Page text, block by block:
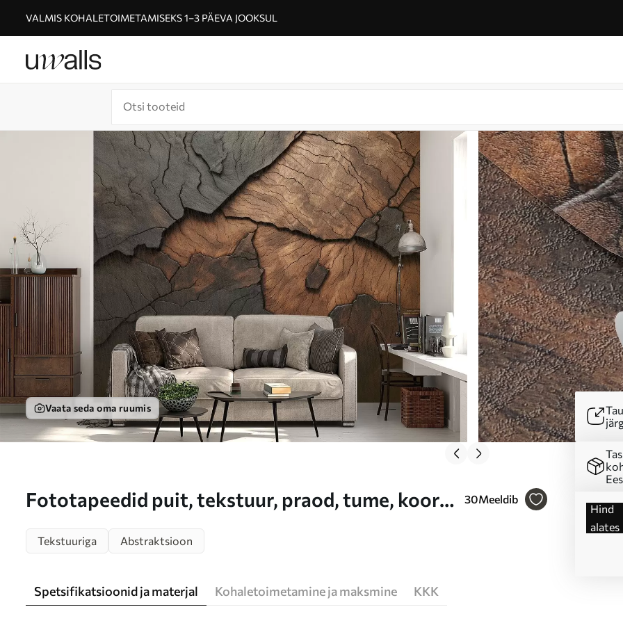
VALMIS KOHALETOIMETAMISEKS 1–3 PÄEVA JOOKSUL
Vaata seda oma ruumis
Fototapeedid puit, tekstuur, praod, tume, koor,
30Meeldib
Hind
alates
Tekstuuriga
Abstraktsioon
Spetsifikatsioonid ja materjal Kohaletoimetamine ja maksmine KKK